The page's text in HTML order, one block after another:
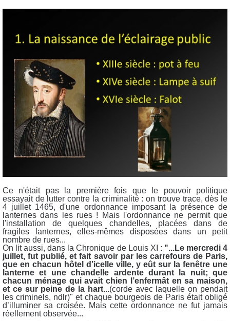
Ce n'était pas la première fois que le pouvoir politique
essayait de lutter contre la criminalité : on trouve trace, dès le
4 juillet 1465, d'une ordonnance imposant
la présence de
lanternes dans les rues ! Mais l'ordonnance ne permit que
l'installation de quelques chandelles, placées dans de
fragiles lanternes, elles-mêmes disposées dans un petit
nombre de rues...
On lit aussi, dans la Chronique de Louis XI : "...Le mercredi 4
juillet, fut publié, et fait savoir par les carrefours de Paris,
que en chacun hôtel d’icelle ville, y eût sur la fenêtre une
lanterne et une chandelle ardente durant la nuit; que
chacun ménage qui avait chien l’enfermât en sa maison,
et ce sur peine de la hart...(corde avec laquelle on pendait
les criminels, ndlr)" et chaque bourgeois de Paris était obligé
d’illuminer sa croisée. Mais cette ordonnance ne fut jamais
réellement observée...